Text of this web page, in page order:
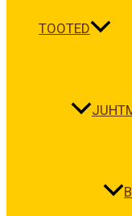
TOOTED